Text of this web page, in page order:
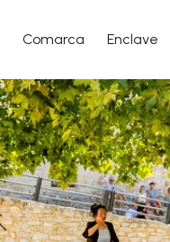
Comarca Enclave